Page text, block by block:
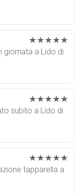
★★★★★
giornata a Lido di
★★★★★
subito a Lido di
★★★★★
tapparella a